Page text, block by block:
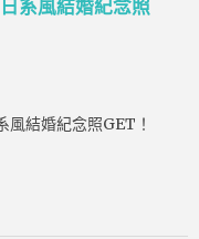
系風結婚紀念照
結婚紀念照GET！